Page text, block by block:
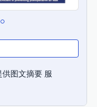
图文摘要 服